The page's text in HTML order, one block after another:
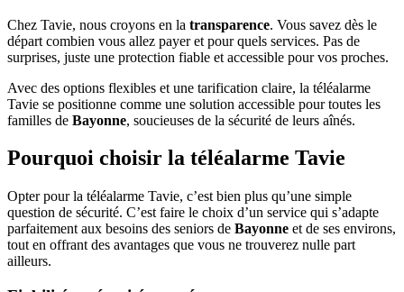
Chez Tavie, nous croyons en la transparence. Vous savez dès le
départ combien vous allez payer et pour quels services. Pas de
surprises, juste une protection fiable et accessible pour vos proches.
Avec des options flexibles et une tarification claire, la téléalarme
Tavie se positionne comme une solution accessible pour toutes les
familles de Bayonne, soucieuses de la sécurité de leurs aînés.
Pourquoi choisir la téléalarme Tavie
Opter pour la téléalarme Tavie, c’est bien plus qu’une simple
question de sécurité. C’est faire le choix d’un service qui s’adapte
parfaitement aux besoins des seniors de Bayonne et de ses environs,
tout en offrant des avantages que vous ne trouverez nulle part
ailleurs.